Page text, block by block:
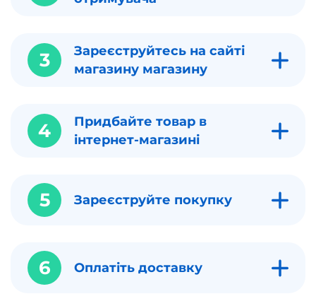
3
Зареєструйтесь на сайті
магазину магазину
4
Придбайте товар в
інтернет-магазині
5 Зареєструйте покупку
6 Оплатіть доставку